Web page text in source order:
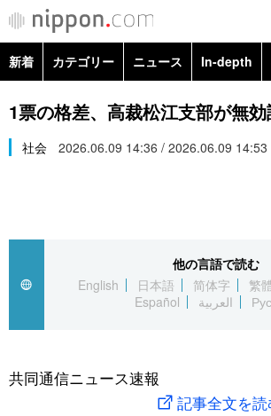
社会
旅と暮らし
新着 カテゴリー ニュース In-depth
政治・外交
経済・ビジネス
社会
文化
科学・技術
暮らし
1票の格差、高裁松江支部が無
社会 2026.06.09 14:36 / 2026.06.09 14:53
他の言語で読む
English
日本語 简体字 繁
Español
العربية
共同通信ニュース速報
記事全文を読